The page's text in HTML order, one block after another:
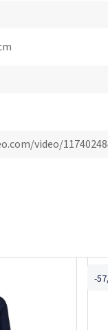
video/
-